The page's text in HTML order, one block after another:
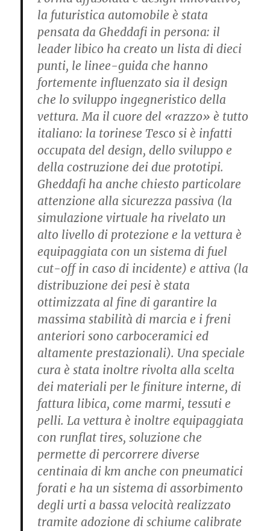
la futuristica automobile è stata
pensata da Gheddafi in persona: il
leader libico ha creato un lista di dieci
punti, le linee-guida che hanno
fortemente influenzato sia il design
che lo sviluppo ingegneristico della
vettura. Ma il cuore del «razzo» è tutto
italiano: la torinese Tesco si è infatti
occupata del design, dello sviluppo e
della costruzione dei due prototipi.
Gheddafi ha anche chiesto particolare
attenzione alla sicurezza passiva (la
simulazione virtuale ha rivelato un
alto livello di protezione e la vettura è
equipaggiata con un sistema di fuel
cut-off in caso di incidente) e attiva (la
distribuzione dei pesi è stata
ottimizzata al fine di garantire la
massima stabilità di marcia e i freni
anteriori sono carboceramici ed
altamente prestazionali). Una speciale
cura è stata inoltre rivolta alla scelta
dei materiali per le finiture interne, di
fattura libica, come marmi, tessuti e
pelli. La vettura è inoltre equipaggiata
con runflat tires, soluzione che
permette di percorrere diverse
centinaia di km anche con pneumatici
forati e ha un sistema di assorbimento
degli urti a bassa velocità realizzato
tramite adozione di schiume calibrate